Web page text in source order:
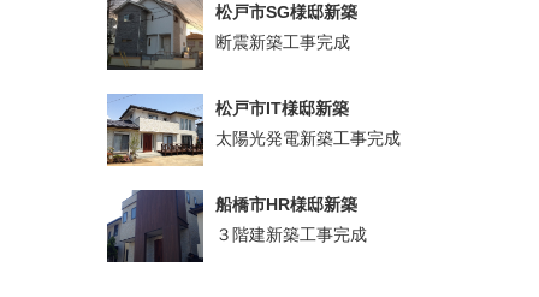
松戸市SG様邸新築
断震新築工事完成
松戸市IT様邸新築
太陽光発電新築工事完成
船橋市HR様邸新築
３階建新築工事完成